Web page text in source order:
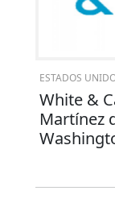
ESTADOS
White &
Martínez